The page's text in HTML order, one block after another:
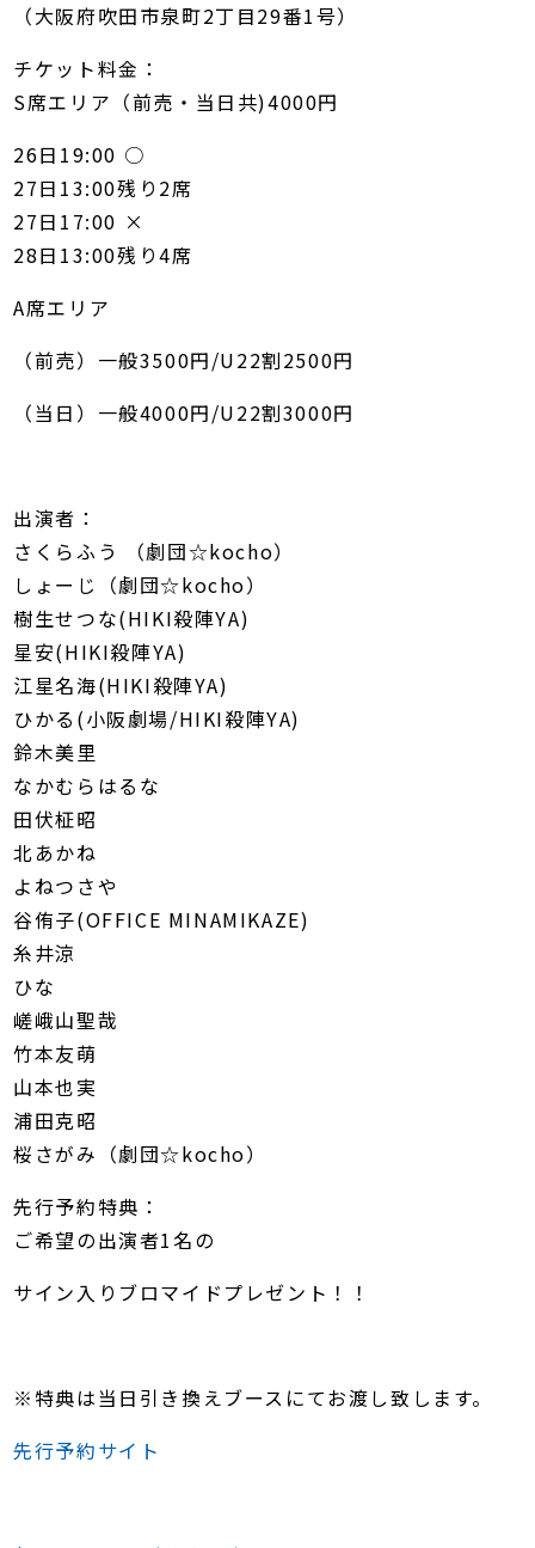
（大阪府吹田市泉町2丁目29番1号）
チケット料金：
S席エリア（前売・当日共)4000円
26日19:00 ○
27日13:00残り2席
27日17:00 ×
28日13:00残り4席
A席エリア
（前売）一般3500円/U22割2500円
（当日）一般4000円/U22割3000円
出演者：
さくらふう （劇団☆kocho）
しょーじ（劇団☆kocho）
樹生せつな(HIKI殺陣YA)
星安(HIKI殺陣YA)
江星名海(HIKI殺陣YA)
ひかる(小阪劇場/HIKI殺陣YA)
鈴木美里
なかむらはるな
田伏柾昭
北あかね
よねつさや
谷侑子(OFFICE MINAMIKAZE)
糸井涼
ひな
嵯峨山聖哉
竹本友萌
山本也実
浦田克昭
桜さがみ（劇団☆kocho）
先行予約特典：
ご希望の出演者1名の
サイン入りブロマイドプレゼント！！
※特典は当日引き換えブースにてお渡し致します。
先行予約サイト